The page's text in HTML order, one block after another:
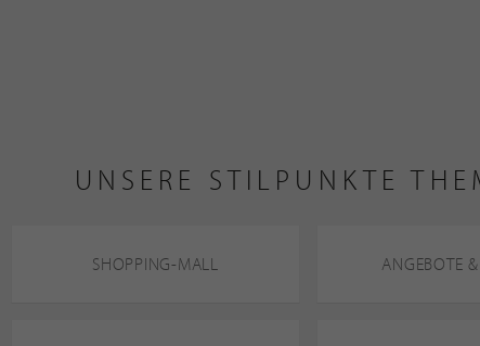
UNSERE STILPUNKTE
SHOPPING-MALL ANGEBOTE